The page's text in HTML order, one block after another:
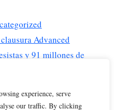
experience, serve
our traffic. By clicking
Advanced
y 91 millones de